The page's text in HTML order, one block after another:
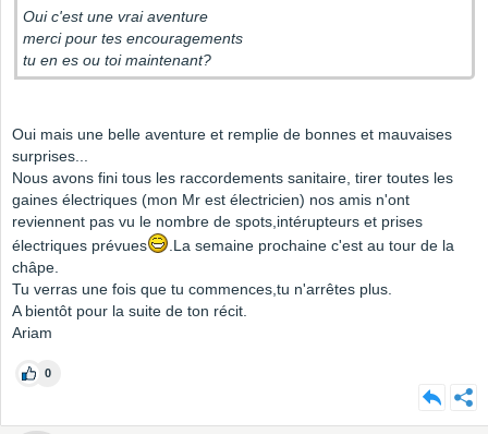
Oui c'est une vrai aventure
merci pour tes encouragements
tu en es ou toi maintenant?
Oui mais une belle aventure et remplie de bonnes et mauvaises
surprises...
Nous avons fini tous les raccordements sanitaire, tirer toutes les
gaines électriques (mon Mr est électricien) nos amis n'ont
reviennent pas vu le nombre de spots,intérupteurs et prises
électriques prévues
.La semaine prochaine c'est au tour de la
châpe.
Tu verras une fois que tu commences,tu n'arrêtes plus.
A bientôt pour la suite de ton récit.
Ariam
0